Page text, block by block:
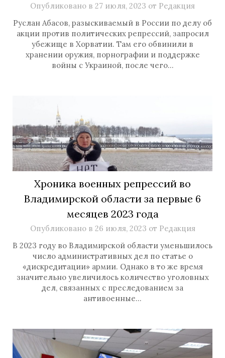
Опубликовано в 27 июля, 2023 от Редакция
Руслан Абасов, разыскиваемый в России по делу об
акции против политических репрессий, запросил
убежище в Хорватии. Там его обвинили в
хранении оружия, порнографии и поддержке
войны с Украиной, после чего…
Хроника военных репрессий во
Владимирской области за первые 6
месяцев 2023 года
Опубликовано в 26 июля, 2023 от Редакция
В 2023 году во Владимирской области уменьшилось
число административных дел по статье о
«дискредитации» армии. Однако в то же время
значительно увеличилось количество уголовных
дел, связанных с преследованием за
антивоенные…